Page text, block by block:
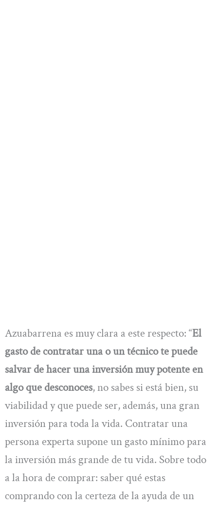
Azuabarrena es muy clara a este respecto: “El
gasto de contratar una o un técnico te puede
salvar de hacer una inversión muy potente en
algo que desconoces, no sabes si está bien, su
viabilidad y que puede ser, además, una gran
inversión para toda la vida. Contratar una
persona experta supone un gasto mínimo para
la inversión más grande de tu vida. Sobre todo
a la hora de comprar: saber qué estas
comprando con la certeza de la ayuda de un